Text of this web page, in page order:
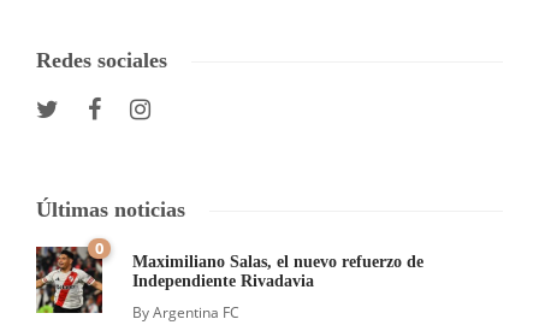
Redes sociales
Últimas noticias
0
Maximiliano Salas, el nuevo refuerzo de
Independiente Rivadavia
ByArgentina FC